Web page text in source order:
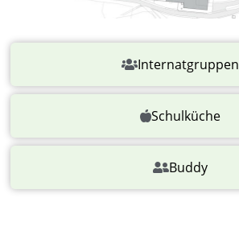
Internatgruppen
Schulküche
Buddy